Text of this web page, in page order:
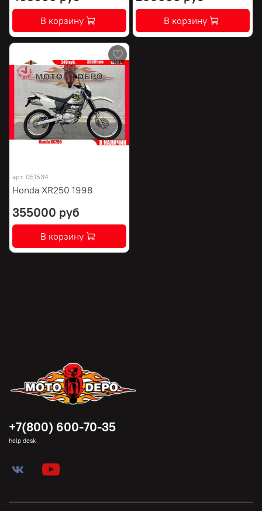
В корзину В корзину
арт. 051534
Honda XR250 1998
355000 руб
В корзину
+7(800) 600-70-35
help desk